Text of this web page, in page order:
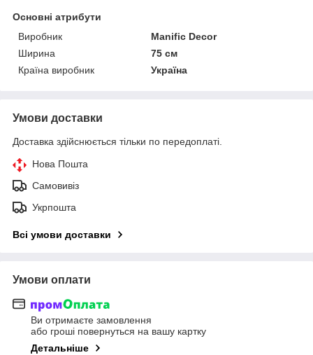
Основні атрибути
Виробник
Manific Decor
Ширина
75 см
Країна виробник
Україна
Умови доставки
Доставка здійснюється тільки по передоплаті.
Нова Пошта
Самовивіз
Укрпошта
Всі умови доставки
Умови оплати
Ви отримаєте замовлення
або гроші повернуться на вашу картку
Детальніше